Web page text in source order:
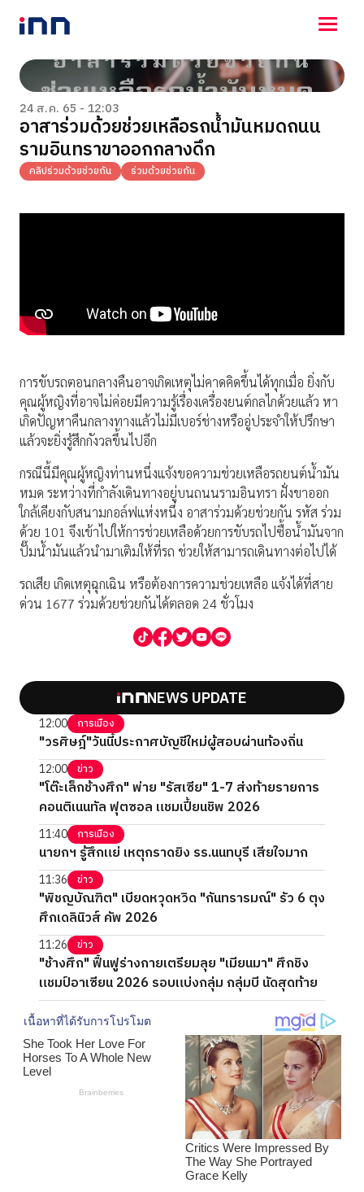
NEWS
ENTERTAINMENT
LIFESTYLE
HOROSCOPE
LOTTERY
VIDEO
24 ส.ค. 65 - 12:03
อาสาร่วมด้วยช่วยเหลือรถน้ำมันหมดถนน
รามอินทราขาออกกลางดึก
คลิปร่วมด้วยช่วยกัน ร่วมด้วยช่วยกัน
การขับรถตอนกลางคืนอาจเกิดเหตุไม่คาดคิดขึ้นได้ทุกเมื่อ ยิ่งกับ
คุณผู้หญิงที่อาจไม่ค่อยมีความรู้เรื่องเครื่องยนต์กลไกด้วยแล้ว หา
เกิดปัญหาคืนกลางทางแล้วไม่มีเบอร์ช่างหรืออู่ประจำให้ปรึกษา
แล้วจะยิ่งรู้สึกกังวลขึ้นไปอีก
กรณีนี้มีคุณผู้หญิงท่านหนึ่งแจ้งขอความช่วยเหลือรถยนต์น้ำมัน
หมด ระหว่างที่กำลังเดินทางอยู่บนถนนรามอินทรา ฝั่งขาออก
ใกล้เคียงกับสนามกอล์ฟแห่งหนึ่ง อาสาร่วมด้วยช่วยกัน รหัส ร่วม
ด้วย 101 จึงเข้าไปให้การช่วยเหลือด้วยการขับรถไปซื้อน้ำมันจาก
ปั๊มน้ำมันแล้วนำมาเติมให้ที่รถ ช่วยให้สามารถเดินทางต่อไปได้
รถเสีย เกิดเหตุฉุกเฉิน หรือต้องการความช่วยเหลือ แจ้งได้ที่สาย
ด่วน 1677 ร่วมด้วยช่วยกันได้ตลอด 24 ชั่วโมง
NEWS UPDATE
12:00 การเมือง
"วรศิษฎ์"วันนี้ประกาศบัญชีใหม่ผู้สอบผ่านท้องถิ่น
12:00 ข่าว
"โต๊ะเล็กช้างศึก" พ่าย "รัสเซีย" 1-7 ส่งท้ายรายการ
คอนติเนนทัล ฟุตซอล แชมเปี้ยนชิพ 2026
11:40 การเมือง
นายกฯ รู้สึกแย่ เหตุกราดยิง รร.นนทบุรี เสียใจมาก
11:36 ข่าว
"พิชญบัณฑิต" เบียดหวุดหวิด "กันทรารมณ์" รัว 6 ตุง
ศึกเดลินิวส์ คัพ 2026
11:26 ข่าว
"ช้างศึก" ฟื้นฟูร่างกายเตรียมลุย "เมียนมา" ศึกชิง
แชมป์อาเซียน 2026 รอบแบ่งกลุ่ม กลุ่มบี นัดสุดท้าย